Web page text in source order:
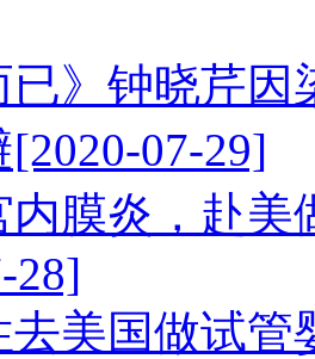
已》钟晓芹
07-29]
内膜炎，赴美
28]
美国做试管